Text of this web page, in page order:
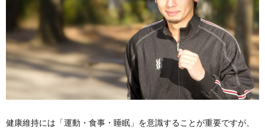
健康維持には「運動・食事・睡眠」を意識することが重要ですが、